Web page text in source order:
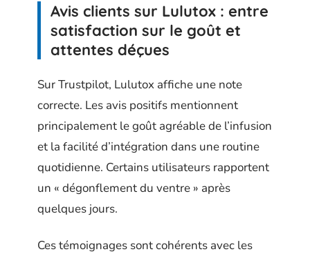
Avis clients sur Lulutox : entre
satisfaction sur le goût et
attentes déçues
Sur Trustpilot, Lulutox affiche une note
correcte. Les avis positifs mentionnent
principalement le goût agréable de l’infusion
et la facilité d’intégration dans une routine
quotidienne. Certains utilisateurs rapportent
un « dégonflement du ventre » après
quelques jours.
Ces témoignages sont cohérents avec les